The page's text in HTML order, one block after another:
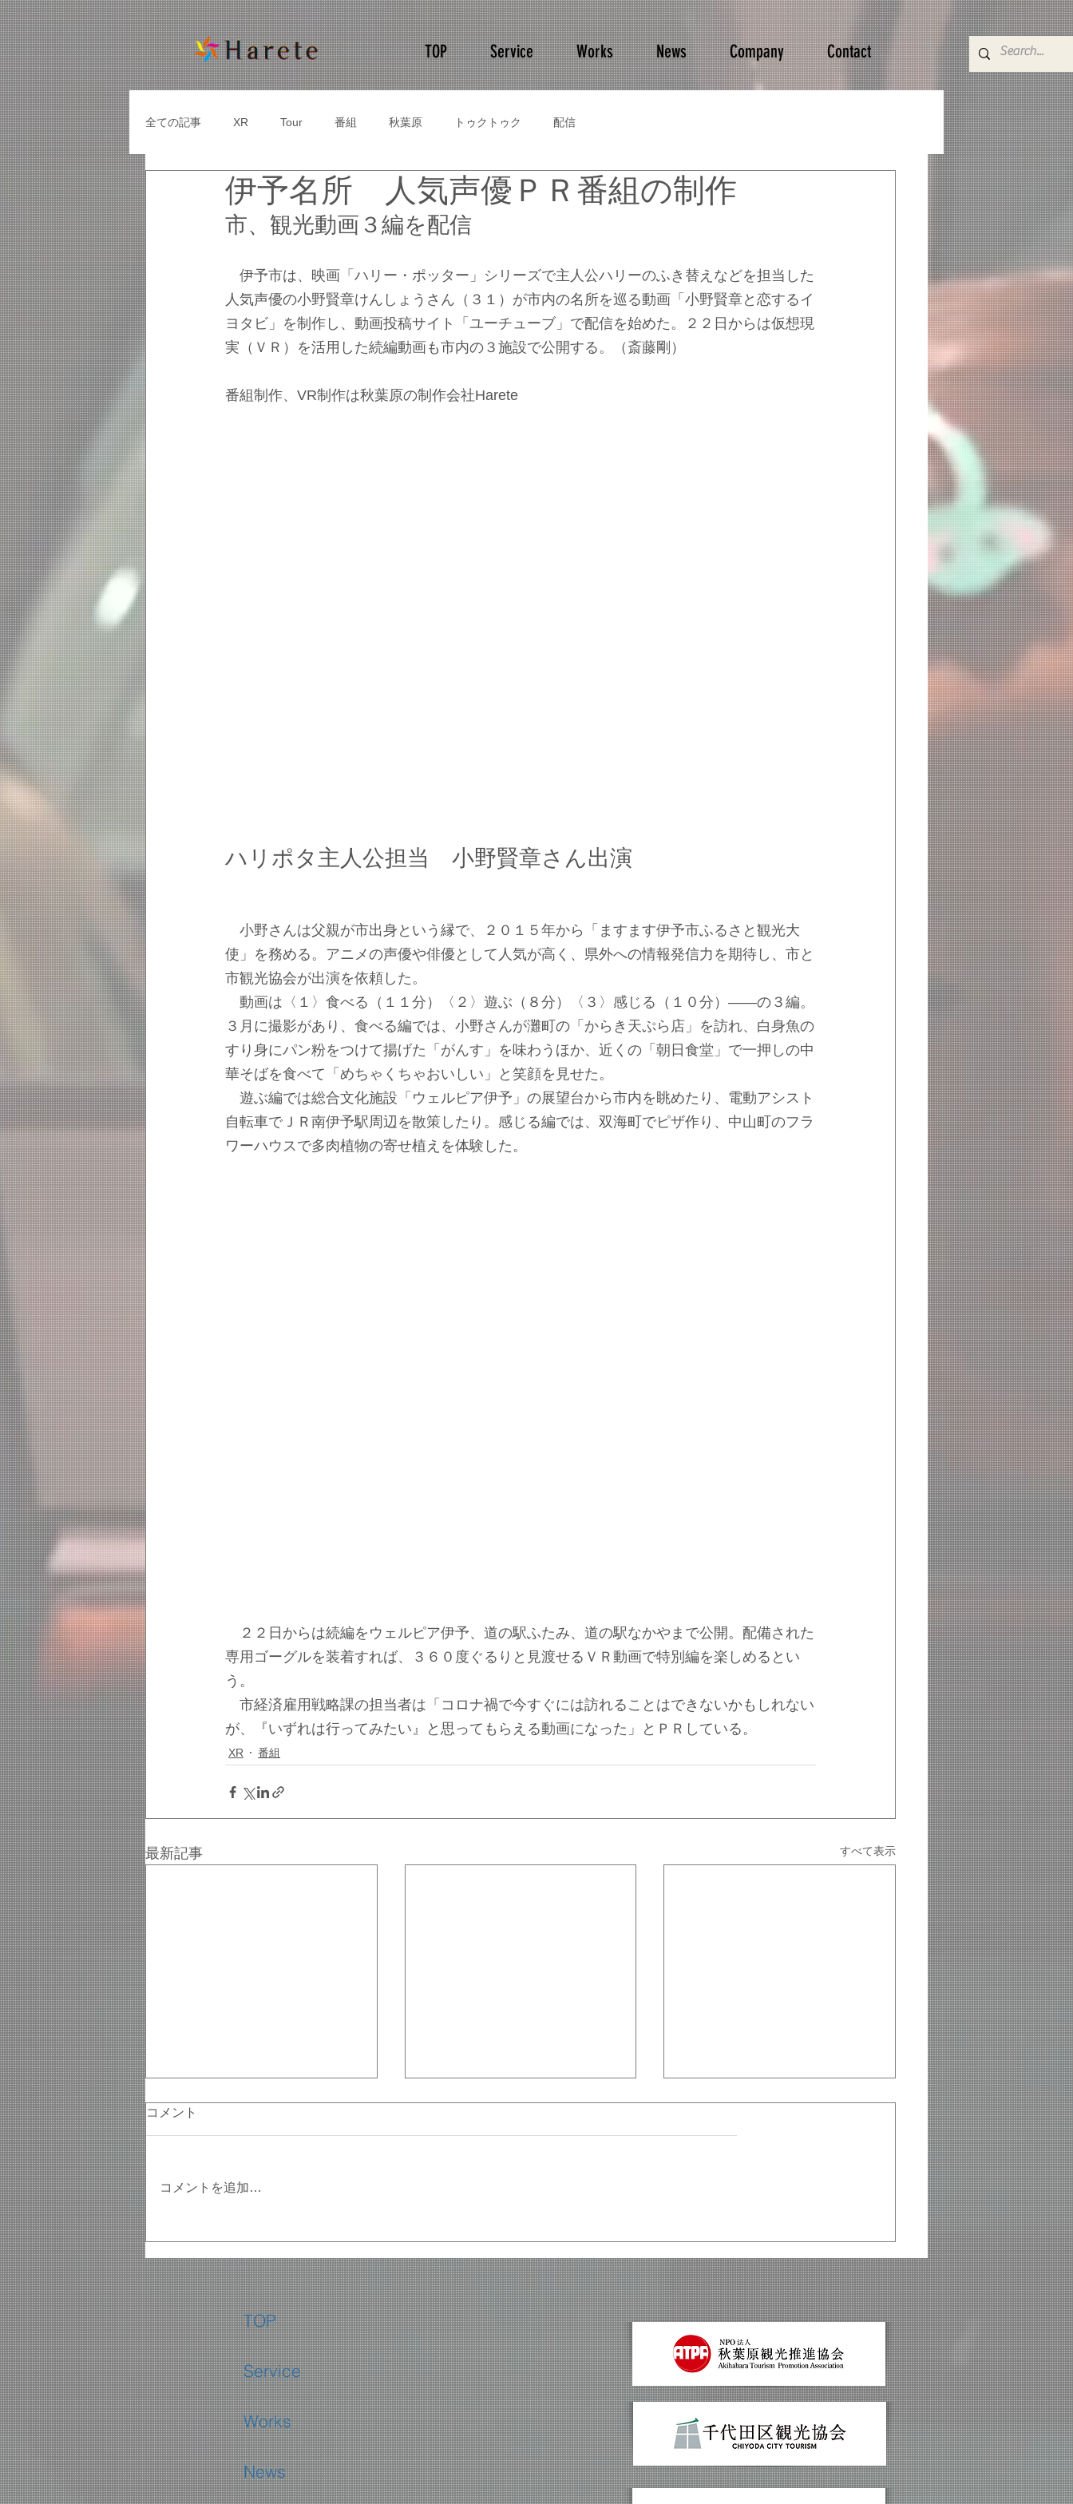
TOP Service Works News Company Contact
全ての記事 XR Tour 番組 秋葉原 トゥクトゥク 配信
伊予名所 人気声優ＰＲ番組の制作
市、観光動画３編を配信
伊予市は、映画「ハリー・ポッター」シリーズで主人公ハリーのふき替えなどを担当した
人気声優の小野賢章けんしょうさん（３１）が市内の名所を巡る動画「小野賢章と恋するイ
ヨタビ」を制作し、動画投稿サイト「ユーチューブ」で配信を始めた。２２日からは仮想現
実（ＶＲ）を活用した続編動画も市内の３施設で公開する。（斎藤剛）
番組制作、VR制作は秋葉原の制作会社Harete
ハリポタ主人公担当　小野賢章さん出演
小野さんは父親が市出身という縁で、２０１５年から「ますます伊予市ふるさと観光大
使」を務める。アニメの声優や俳優として人気が高く、県外への情報発信力を期待し、市と
市観光協会が出演を依頼した。
動画は〈１〉食べる（１１分）〈２〉遊ぶ（８分）〈３〉感じる（１０分）――の３編。
３月に撮影があり、食べる編では、小野さんが灘町の「からき天ぷら店」を訪れ、白身魚の
すり身にパン粉をつけて揚げた「がんす」を味わうほか、近くの「朝日食堂」で一押しの中
華そばを食べて「めちゃくちゃおいしい」と笑顔を見せた。
遊ぶ編では総合文化施設「ウェルピア伊予」の展望台から市内を眺めたり、電動アシスト
自転車でＪＲ南伊予駅周辺を散策したり。感じる編では、双海町でピザ作り、中山町のフラ
ワーハウスで多肉植物の寄せ植えを体験した。
２２日からは続編をウェルピア伊予、道の駅ふたみ、道の駅なかやまで公開。配備された
専用ゴーグルを装着すれば、３６０度ぐるりと見渡せるＶＲ動画で特別編を楽しめるとい
う。
市経済雇用戦略課の担当者は「コロナ禍で今すぐには訪れることはできないかもしれない
が、『いずれは行ってみたい』と思ってもらえる動画になった」とＰＲしている。
XR 番組
最新記事 すべて表示
原レジェンドメイドへの
道！】3週連続番組配信！！
秋葉原のメイドがトゥクトゥ
クに乗って千代田区を巡
る！？
用したオンラインツアーを3
月19日・20日に開催しまし
た。
ー
コメント
コメントを追加…
TOP
Service
Works
News